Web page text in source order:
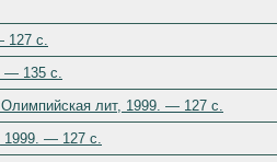
127 c.
— 135 c.
лит, 1999. — 127 c.
1999. — 127 c.